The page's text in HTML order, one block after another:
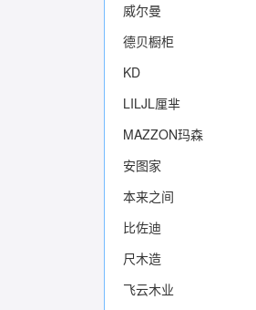
威尔曼
德贝橱柜
KD
LILJL厘芈
MAZZON玛森
安图家
本来之间
比佐迪
尺木造
飞云木业